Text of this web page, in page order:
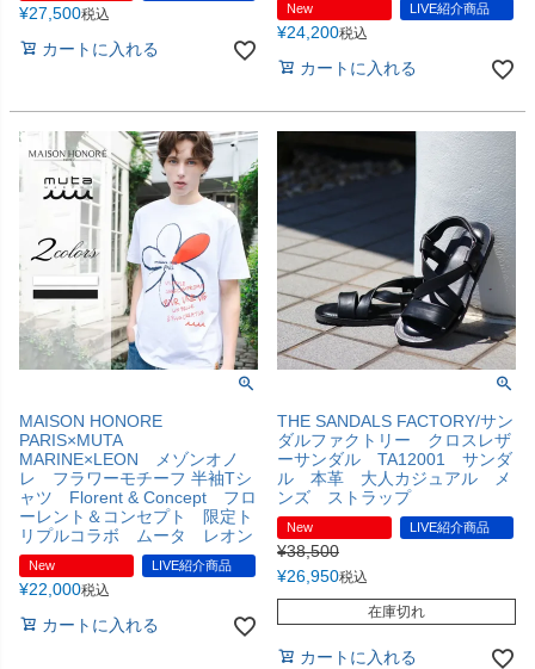
¥27,500税込
カートに入れる
New LIVE紹介商品
¥24,200税込
カートに入れる
MAISON HONORE
PARIS×MUTA
MARINE×LEON メゾンオノ
レ フラワーモチーフ 半袖Tシ
ャツ Florent & Concept フロ
ーレント＆コンセプト 限定ト
リプルコラボ ムータ レオン
New LIVE紹介商品
¥22,000税込
カートに入れる
THE SANDALS FACTORY/サン
ダルファクトリー クロスレザ
ーサンダル TA12001 サンダ
ル 本革 大人カジュアル メ
ンズ ストラップ
New LIVE紹介商品
¥38,500
¥26,950税込
在庫切れ
カートに入れる